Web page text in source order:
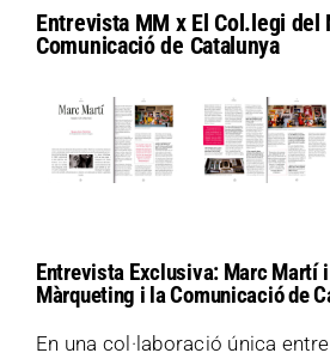
Entrevista MM x El Col.legi del
Comunicació de Catalunya
Entrevista Exclusiva: Marc Martí
Màrqueting i la Comunicació de
En una col·laboració única